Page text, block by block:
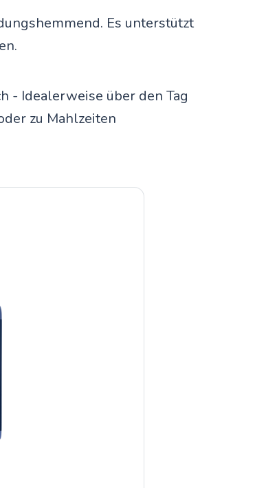
Es unterstützt
- Idealerweise über den Tag
zu Mahlzeiten